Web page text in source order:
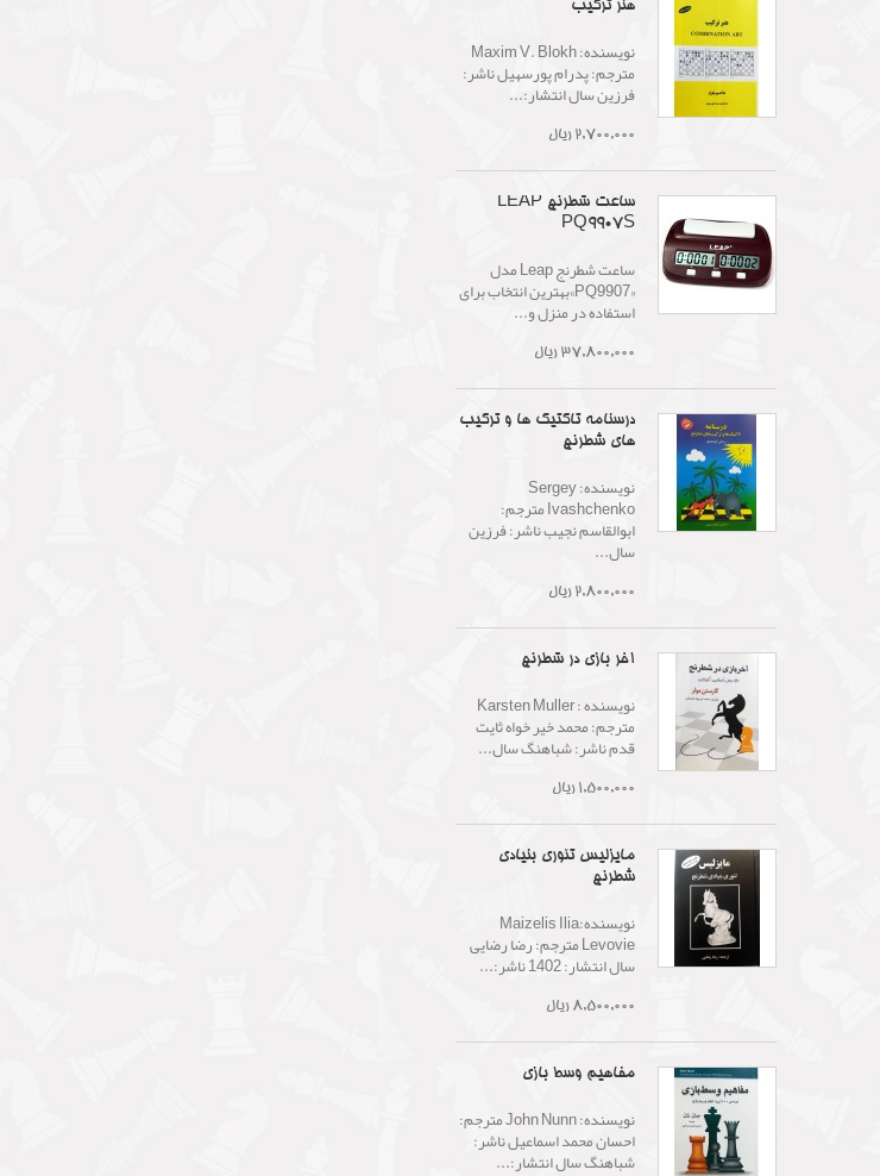
هنر ترکیب
نويسنده: Maxim V. Blokh
مترجم: پدرام پورسهیل ناشر:
فرزین سال انتشار:...
2,700,000 ریال
ساعت شطرنج LEAP
PQ9907S
ساعت شطرنج Leap مدل
«PQ9907»بهترین انتخاب برای
استفاده در منزل و...
37,800,000 ریال
درسنامه تاکتیک ها و ترکیب
های شطرنج
نویسنده: Sergey
Ivashchenko مترجم:
ابوالقاسم نجیب ناشر: فرزین
سال...
2,800,000 ریال
آخر بازی در شطرنج
نویسنده : Karsten Muller
مترجم: محمد خیر خواه ثایت
قدم ناشر: شباهنگ سال...
1,500,000 ریال
مایزلیس تئوری بنیادی
شطرنج
نویسنده:Maizelis Ilia
Levovie مترجم: رضا رضایی
سال انتشار: 1402 ناشر:...
8,500,000 ریال
مفاهیم وسط بازی
نويسنده: John Nunn مترجم:
احسان محمد اسماعیل ناشر:
شباهنگ سال انتشار:...